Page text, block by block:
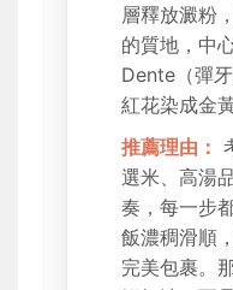
層釋放澱粉
的質地，中
Dente（彈
紅花染成金
推薦理由：
選米、高湯
奏，每一步
飯濃稠滑順
完美包裹。